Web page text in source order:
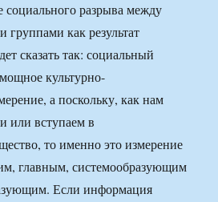
социального разрыва между
как результат
сказать так: социальный
культурно-
а поскольку, как нам
или вступаем в
то именно это измерение
главным, системообразующим
Если информация